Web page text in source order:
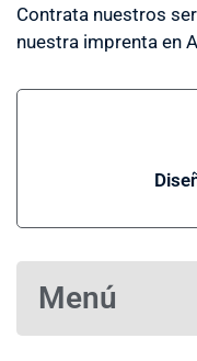
Contrata nuestros
nuestra imprenta en
Menú